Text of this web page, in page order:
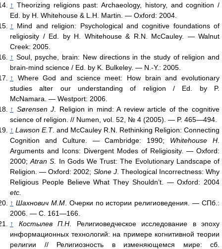
↑ Theorizing religions past: Archaeology, history, and cognition /
Ed. by H. Whitehouse & L.H. Martin. — Oxford: 2004.
↑
Mind and religion: Psychological and cognitive foundations of
religiosity / Ed. by H. Whitehouse & R.N. McCauley. — Walnut
Creek: 2005.
↑ Soul, psyche, brain: New directions in the study of religion and
brain-mind science / Ed. by K. Bulkeley. — N.-Y.: 2005.
↑
Where God and science meet: How brain and evolutionary
studies alter our understanding of religion / Ed. by P.
McNamara. — Westport: 2006.
↑ Sørensen J . Religion in mind: A review article of the cognitive
science of religion. // Numen, vol. 52, № 4 (2005). — P. 465—494.
↑ Lawson E.T. and McCauley R.N. Rethinking Religion: Connecting
Cognition and Culture. — Cambridge: 1990; Whitehouse H
Arguments and Icons: Divergent Modes of Religiosity. — Oxford:
2000;Atran S . In Gods We Trust: The Evolutionary Landscape of
Religion. — Oxford: 2002; Slone J. Theological Incorrectness: Why
Religious People Believe What They Shouldn’t. — Oxford: 2004
etc.
↑ Шахнович М.М. Очерки по истории религиоведения. — СПб.:
2006. — С. 161—166.
↑
Костылев П.Н . Религиоведческое исследование в эпоху
информационных технологий: на примере когнитивной теории
религии // Религиозность в изменяющемся мире: сб.